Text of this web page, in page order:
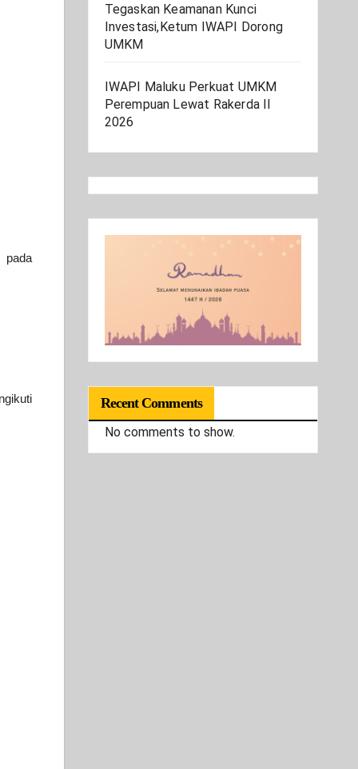
pada
Tegaskan Keamanan Kunci
Investasi,Ketum IWAPI Dorong
UMKM
IWAPI Maluku Perkuat UMKM
Perempuan Lewat Rakerda II
2026
Recent Comments
No comments to show.